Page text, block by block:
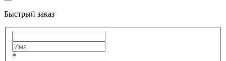
Быстрый заказ
*